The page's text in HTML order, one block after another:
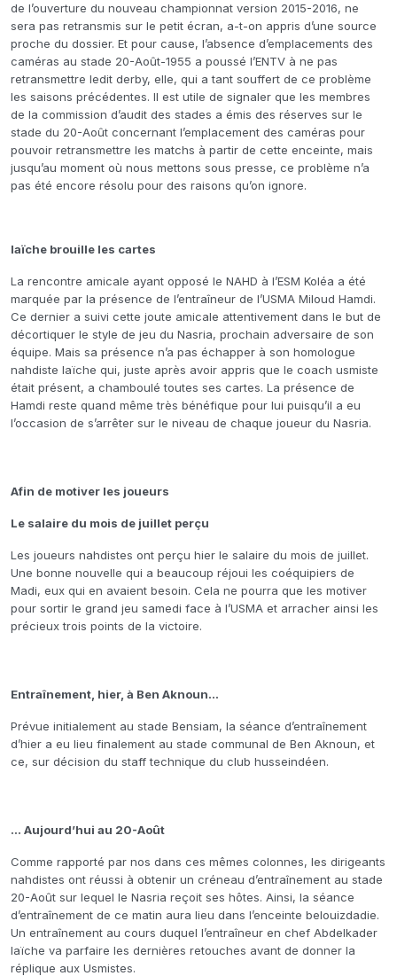
de l’ouverture du nouveau championnat version 2015-2016, ne
sera pas retransmis sur le petit écran, a-t-on appris d’une source
proche du dossier. Et pour cause, l’absence d’emplacements des
caméras au stade 20-Août-1955 a poussé l’ENTV à ne pas
retransmettre ledit derby, elle, qui a tant souffert de ce problème
les saisons précédentes. Il est utile de signaler que les membres
de la commission d’audit des stades a émis des réserves sur le
stade du 20-Août concernant l’emplacement des caméras pour
pouvoir retransmettre les matchs à partir de cette enceinte, mais
jusqu’au moment où nous mettons sous presse, ce problème n’a
pas été encore résolu pour des raisons qu’on ignore.
Iaïche brouille les cartes
La rencontre amicale ayant opposé le NAHD à l’ESM Koléa a été
marquée par la présence de l’entraîneur de l’USMA Miloud Hamdi.
Ce dernier a suivi cette joute amicale attentivement dans le but de
décortiquer le style de jeu du Nasria, prochain adversaire de son
équipe. Mais sa présence n’a pas échapper à son homologue
nahdiste Iaïche qui, juste après avoir appris que le coach usmiste
était présent, a chamboulé toutes ses cartes. La présence de
Hamdi reste quand même très bénéfique pour lui puisqu’il a eu
l’occasion de s’arrêter sur le niveau de chaque joueur du Nasria.
Afin de motiver les joueurs
Le salaire du mois de juillet perçu
Les joueurs nahdistes ont perçu hier le salaire du mois de juillet.
Une bonne nouvelle qui a beaucoup réjoui les coéquipiers de
Madi, eux qui en avaient besoin. Cela ne pourra que les motiver
pour sortir le grand jeu samedi face à l’USMA et arracher ainsi les
précieux trois points de la victoire.
Entraînement, hier, à Ben Aknoun…
Prévue initialement au stade Bensiam, la séance d’entraînement
d’hier a eu lieu finalement au stade communal de Ben Aknoun, et
ce, sur décision du staff technique du club husseindéen.
… Aujourd’hui au 20-Août
Comme rapporté par nos dans ces mêmes colonnes, les dirigeants
nahdistes ont réussi à obtenir un créneau d’entraînement au stade
20-Août sur lequel le Nasria reçoit ses hôtes. Ainsi, la séance
d’entraînement de ce matin aura lieu dans l’enceinte belouizdadie.
Un entraînement au cours duquel l’entraîneur en chef Abdelkader
Iaïche va parfaire les dernières retouches avant de donner la
réplique aux Usmistes.